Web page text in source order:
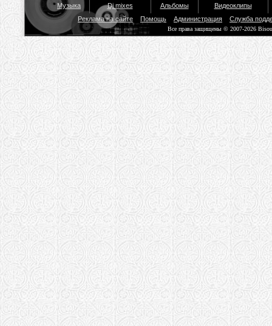
Музыка Dj mixes Альбомы
Видеоклипы
Реклама на сайте
Помощь Администрация Служба
Все права защищены © 2007-2026